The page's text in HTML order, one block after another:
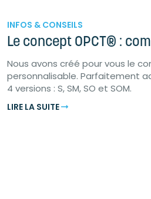
INFOS & CONSEILS
Le concept OPCT® :
Nous avons créé pour vous le
personnalisable. Parfaitement
4 versions : S, SM, SO et SOM.
LIRE LA SUITE